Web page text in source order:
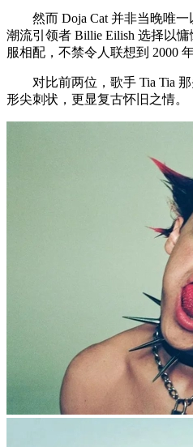
然而 Doja Cat 并非当晚唯一
潮流引领者 Billie Eilish 选择以
服相配，不禁令人联想到 2000
对比前两位，歌手 Tia Tia 那
形尖刺状，更显复古怀旧之情。